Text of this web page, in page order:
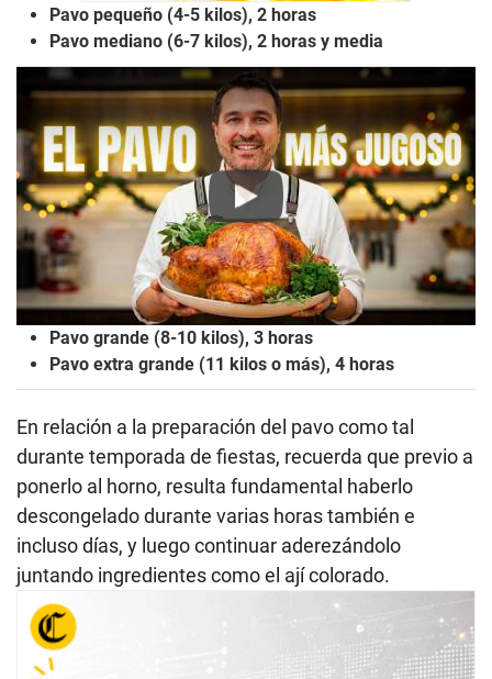
Pavo pequeño (4-5 kilos), 2 horas
Pavo mediano (6-7 kilos), 2 horas y media
Play
Pavo grande (8-10 kilos), 3 horas
Pavo extra grande (11 kilos o más), 4 horas
En relación a la preparación del pavo como tal
durante temporada de fiestas, recuerda que previo a
ponerlo al horno, resulta fundamental haberlo
descongelado durante varias horas también e
incluso días, y luego continuar aderezándolo
juntando ingredientes como el ají colorado.